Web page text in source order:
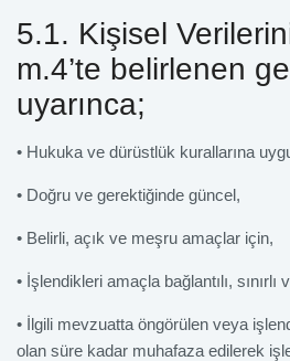
5.1. Kişisel
m.4’te belirlenen
uyarınca;
• Hukuka ve dürüstlük kurallarına
• Doğru ve gerektiğinde güncel,
• Belirli, açık ve meşru amaçlar için,
• İşlendikleri amaçla bağlantılı, sınırlı
• İlgili mevzuatta öngörülen veya
olan süre kadar muhafaza edilerek